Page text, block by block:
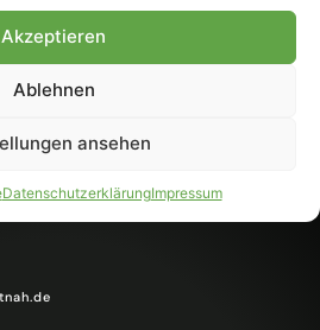
Akzeptieren
Ablehnen
ansehen
DatenschutzerklärungImpressum
am Samstag live im Deutschen
die erste Hauptrunde des
„Losfee“ Deniz Aytekin
dabei mit dem